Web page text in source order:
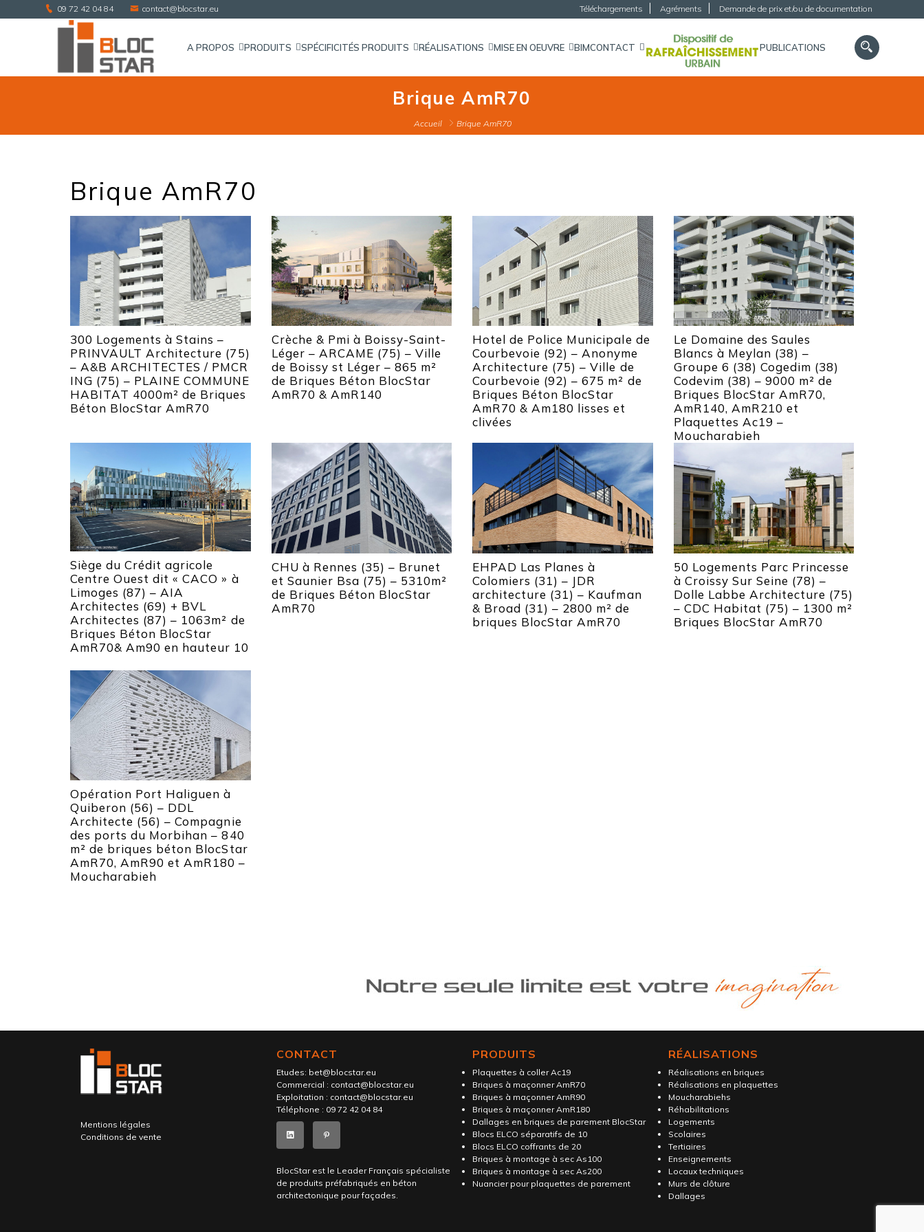
09 72 42 04 84 contact@blocstar.eu Téléchargements Agréments Demande de prix et/ou de documentation
A PROPOS PRODUITS SPÉCIFICITÉS PRODUITS RÉALISATIONS MISE EN OEUVRE BIMCONTACT PUBLICATIONS
Brique AmR70
Accueil Brique AmR70
Brique AmR70
300 Logements à Stains –
PRINVAULT Architecture (75)
– A&B ARCHITECTES / PMCR
ING (75) – PLAINE COMMUNE
HABITAT 4000m² de Briques
Béton BlocStar AmR70
Crèche & Pmi à Boissy-Saint-
Léger – ARCAME (75) – Ville
de Boissy st Léger – 865 m²
de Briques Béton BlocStar
AmR70 & AmR140
Hotel de Police Municipale de
Courbevoie (92) – Anonyme
Architecture (75) – Ville de
Courbevoie (92) – 675 m² de
Briques Béton BlocStar
AmR70 & Am180 lisses et
clivées
Le Domaine des Saules
Blancs à Meylan (38) –
Groupe 6 (38) Cogedim (38)
Codevim (38) – 9000 m² de
Briques BlocStar AmR70,
AmR140, AmR210 et
Plaquettes Ac19 –
Moucharabieh
Siège du Crédit agricole
Centre Ouest dit « CACO » à
Limoges (87) – AIA
Architectes (69) + BVL
Architectes (87) – 1063m² de
Briques Béton BlocStar
AmR70& Am90 en hauteur 10
CHU à Rennes (35) – Brunet
et Saunier Bsa (75) – 5310m²
de Briques Béton BlocStar
AmR70
EHPAD Las Planes à
Colomiers (31) – JDR
architecture (31) – Kaufman
& Broad (31) – 2800 m² de
briques BlocStar AmR70
50 Logements Parc Princesse
à Croissy Sur Seine (78) –
Dolle Labbe Architecture (75)
– CDC Habitat (75) – 1300 m²
Briques BlocStar AmR70
Opération Port Haliguen à
Quiberon (56) – DDL
Architecte (56) – Compagnie
des ports du Morbihan – 840
m² de briques béton BlocStar
AmR70, AmR90 et AmR180 –
Moucharabieh
Mentions légales
Conditions de vente
CONTACT
Etudes: bet@blocstar.eu
Commercial : contact@blocstar.eu
Exploitation : contact@blocstar.eu
Téléphone : 09 72 42 04 84
BlocStar est le Leader Français spécialiste
de produits préfabriqués en béton
architectonique pour façades.
PRODUITS
Plaquettes à coller Ac19
Briques à maçonner AmR70
Briques à maçonner AmR90
Briques à maçonner AmR180
Dallages en briques de parement BlocStar
Blocs ELCO séparatifs de 10
Blocs ELCO coffrants de 20
Briques à montage à sec As100
Briques à montage à sec As200
Nuancier pour plaquettes de parement
RÉALISATIONS
Réalisations en briques
Réalisations en plaquettes
Moucharabiehs
Réhabilitations
Logements
Scolaires
Tertiaires
Enseignements
Locaux techniques
Murs de clôture
Dallages